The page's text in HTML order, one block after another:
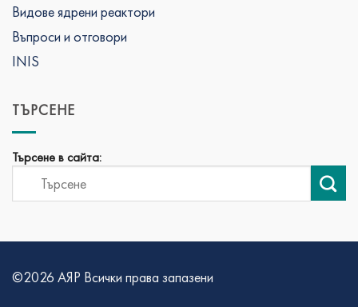
Видове ядрени реактори
Въпроси и отговори
INIS
ТЪРСЕНЕ
Търсене в сайта:
©2026 АЯР Всички права запазени